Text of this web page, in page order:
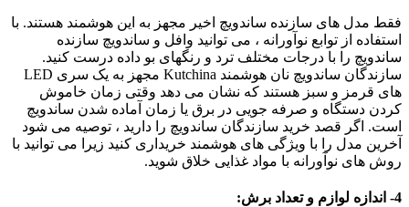
فقط مدل های سازنده ساندویچ اخیر مجهز به این هوشمند هستند. با
استفاده از توابع نوآورانه ، می توانید وافل و ساندویچ سازنده
ساندویچ را با درجات مختلف ترد و رنگهای بو داده درست کنید.
سازندگان ساندویچ نان هوشمند Kutchina مجهز به یک سری LED
های قرمز و سبز هستند که نشان می دهد وقتی زمان خاموش
کردن دستگاه و صرفه جویی در برق یا زمان آماده شدن ساندویچ
است. اگر قصد خرید سازندگان ساندویچ را دارید ، توصیه می شود
آخرین مدل را با ویژگی های هوشمند خریداری کنید زیرا می توانید با
روش های نوآورانه با مواد غذایی خلاق شوید.
4- اندازه لوازم و تعداد برش: